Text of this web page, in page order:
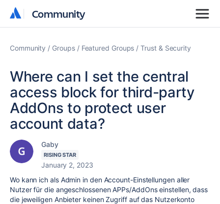
Community
Community
Community Groups Featured Groups Trust & Security
Where can I set the central
access block for third-party
AddOns to protect user
account data?
Gaby
RISING STAR
January 2, 2023
Wo kann ich als Admin in den Account-Einstellungen aller
Nutzer für die angeschlossenen APPs/AddOns einstellen, dass
die jeweiligen Anbieter keinen Zugriff auf das Nutzerkonto